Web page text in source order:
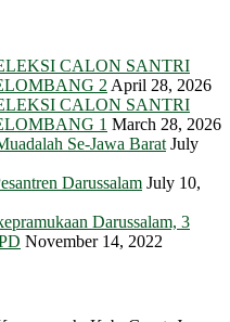
CALON SANTRI
2 April 28, 2026
CALON SANTRI
1 March 28, 2026
Se-Jawa Barat July
Darussalam July 10,
Darussalam, 3
November 14, 2022